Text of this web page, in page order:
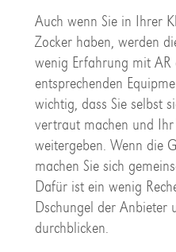
Auch wenn Sie in Ihrer
Zocker haben, werden
wenig Erfahrung mit AR
entsprechenden
wichtig, dass Sie selbst
vertraut machen und
weitergeben. Wenn die
machen Sie sich
Dafür ist ein wenig
Dschungel der Anbieter
durchblicken.